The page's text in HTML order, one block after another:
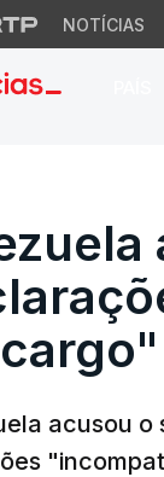
NOTÍCIAS
acusou